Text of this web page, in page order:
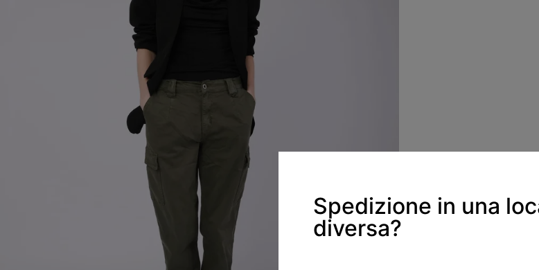
Spedizione in una
diversa?